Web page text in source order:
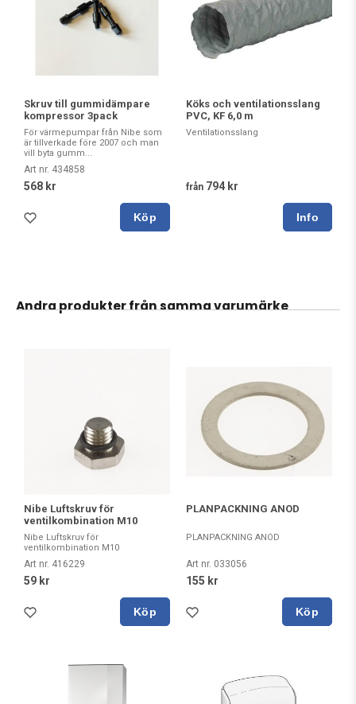
Skruv till gummidämpare
kompressor 3pack
För värmepumpar från Nibe som
är tillverkade före 2007 och man
vill byta gumm...
Art nr. 434858
568 kr
Köp
Köks och ventilationsslang
PVC, KF 6,0 m
Ventilationsslang
från 794 kr
Andra produkter från samma varumärke
Nibe Luftskruv för
ventilkombination M10
Nibe Luftskruv för
ventilkombination M10
Art nr. 416229
59 kr
Köp
PLANPACKNING ANOD
PLANPACKNING ANOD
Art nr. 033056
155 kr
Köp